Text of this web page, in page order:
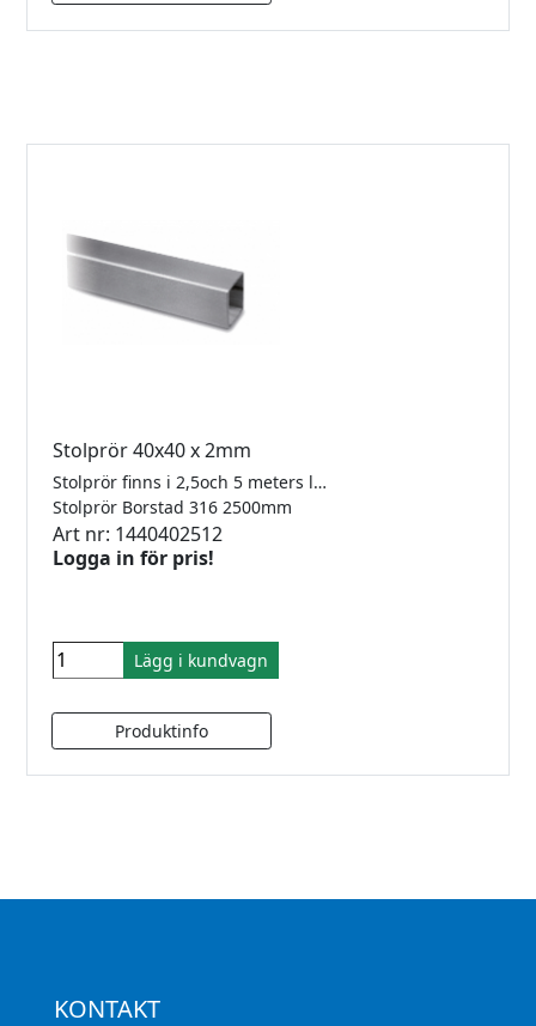
Stolprör 40x40 x 2mm
Stolprör finns i 2,5och 5 meters längder
Stolprör Borstad 316 2500mm
Art nr: 1440402512
Logga in för pris!
Lägg i kundvagn
KONTAKT